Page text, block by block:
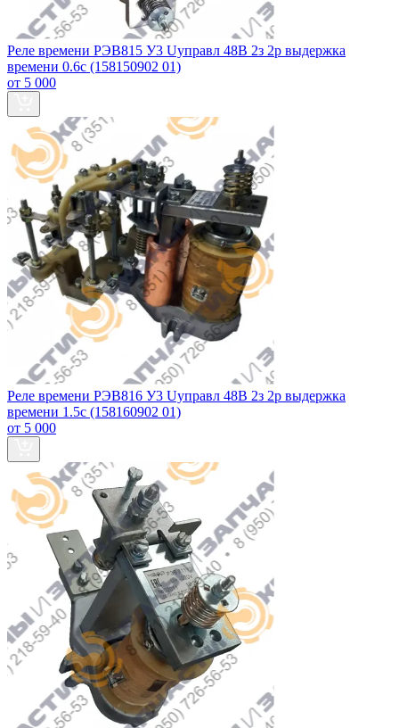
Реле времени РЭВ815 У3 Uуправл 48В 2з 2р выдержка
времени 0.6с (158150902 01)
от 5 000
Реле времени РЭВ816 У3 Uуправл 48В 2з 2р выдержка
времени 1.5с (158160902 01)
от 5 000